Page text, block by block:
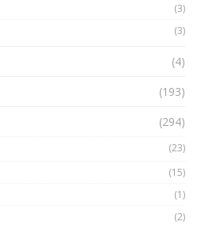
2022: Những sự kiện ảnh hưởng
tiền mã hoá | Phổ cập
(3)
(3)
(4)
(193)
(294)
(23)
(15)
(1)
(2)